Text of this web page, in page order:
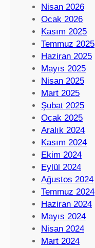
Nisan 2026
Ocak 2026
Kasım 2025
Temmuz 2025
Haziran 2025
Mayıs 2025
Nisan 2025
Mart 2025
Şubat 2025
Ocak 2025
Aralık 2024
Kasım 2024
Ekim 2024
Eylül 2024
Ağustos 2024
Temmuz 2024
Haziran 2024
Mayıs 2024
Nisan 2024
Mart 2024